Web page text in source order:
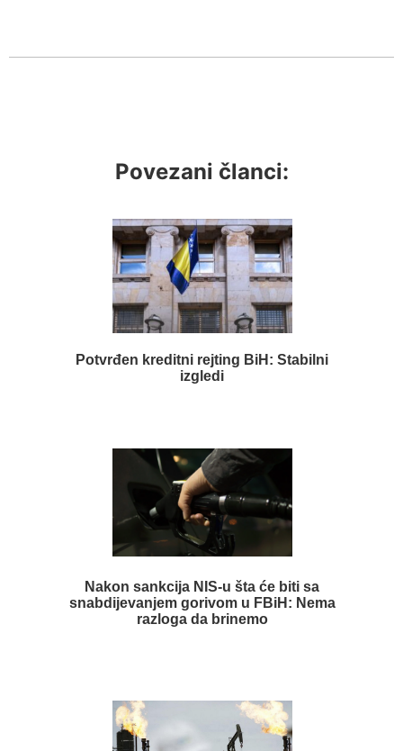
Povezani članci:
Potvrđen kreditni rejting BiH: Stabilni
izgledi
Nakon sankcija NIS-u šta će biti sa
snabdijevanjem gorivom u FBiH: Nema
razloga da brinemo